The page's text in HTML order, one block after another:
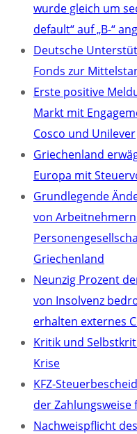
wurde gleich um
default“ auf „B-“
Deutsche
Fonds zur
Erste positive
Markt mit
Cosco und Unilever
Griechenland
Europa mit
Grundlegende
von
Griechenland
Neunzig Prozent
von Insolvenz
erhalten externes
Kritik und
Krise
KFZ-
der Zahlungsweise
Nachweispflicht